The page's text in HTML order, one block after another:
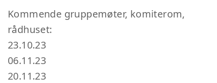
Kommende gruppemøter, komiterom,
rådhuset:
23.10.23
06.11.23
20.11.23